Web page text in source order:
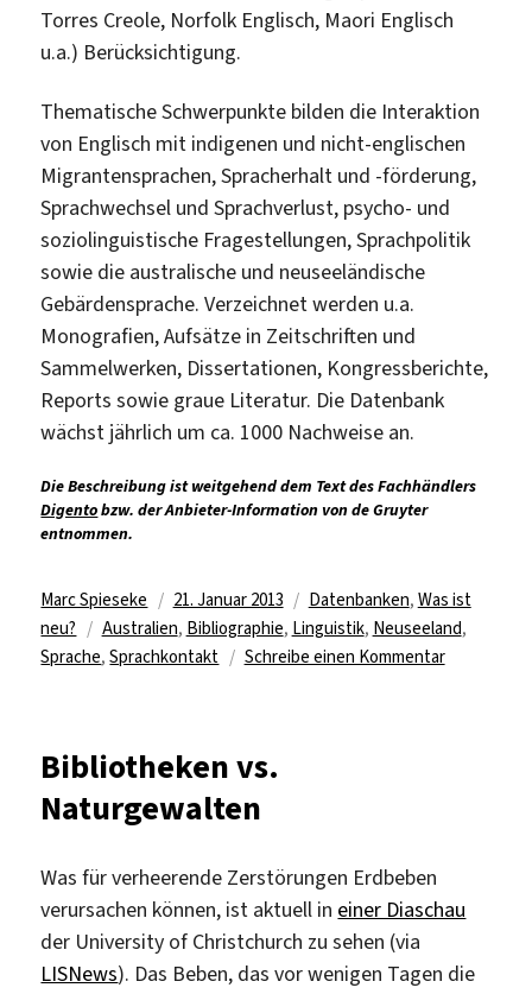
Torres Creole, Norfolk Englisch, Maori Englisch
u.a.) Berücksichtigung.
Thematische Schwerpunkte bilden die Interaktion
von Englisch mit indigenen und nicht-englischen
Migrantensprachen, Spracherhalt und -förderung,
Sprachwechsel und Sprachverlust, psycho- und
soziolinguistische Fragestellungen, Sprachpolitik
sowie die australische und neuseeländische
Gebärdensprache. Verzeichnet werden u.a.
Monografien, Aufsätze in Zeitschriften und
Sammelwerken, Dissertationen, Kongressberichte,
Reports sowie graue Literatur. Die Datenbank
wächst jährlich um ca. 1000 Nachweise an.
Die Beschreibung ist weitgehend dem Text des Fachhändlers
Digentobzw. der Anbieter-Information von de Gruyter
entnommen.
Autor
Marc Spieseke
Veröffentlicht
am
21. Januar 2013 Kategorien
Datenbanken, Was ist
neu?
Schlagwörter
Australien, Bibliographie, Linguistik, Neuseeland,
Sprache,Sprachkontakt Schreibe einen Kommentarzu
Bibliotheken vs.
Naturgewalten
Was für verheerende Zerstörungen Erdbeben
verursachen können, ist aktuell in einer Diaschau
der University of Christchurch zu sehen (via
LISNews). Das Beben, das vor wenigen Tagen die